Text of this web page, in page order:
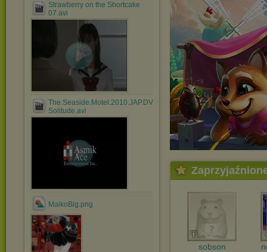
Strawberry on the Shortcake
07.avi
The.Seaside.Motel.2010.JAP.DVDRip.XviD-
Solitude.avi
MaikoBig.png
sobson